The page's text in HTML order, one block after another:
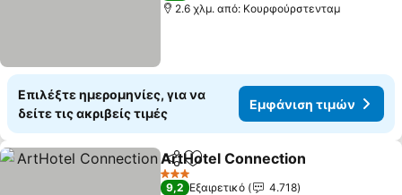
2.6 χλμ. από: Κουρφούρστενταμ
Επιλέξτε ημερομηνίες, για να
δείτε τις ακριβείς τιμές
Εμφάνιση τιμών
Κοινοποίηση
Προσθήκη στα αγαπημένα
ArtHotel Connection
3 Αστέρια
9,2 Εξαιρετικό
4.718